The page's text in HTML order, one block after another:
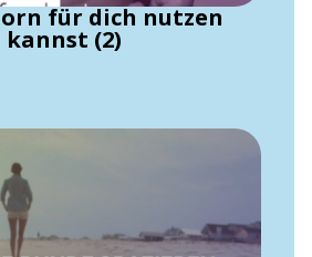
für dich nutzen
kannst (2)